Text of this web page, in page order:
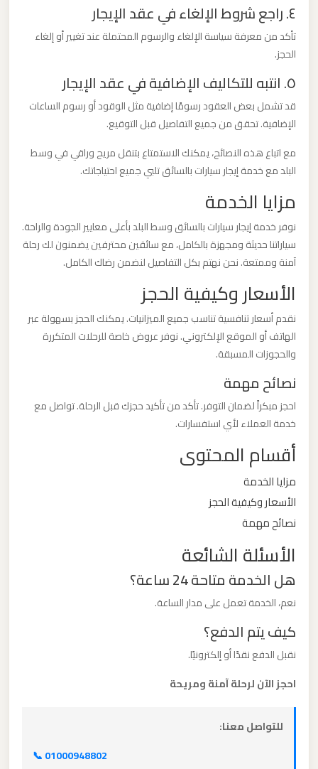
٤. راجع شروط الإلغاء في عقد الإيجار
تأكد من معرفة سياسة الإلغاء والرسوم المحتملة عند تغيير أو إلغاء
الحجز.
٥. انتبه للتكاليف الإضافية في عقد الإيجار
قد تشمل بعض العقود رسومًا إضافية مثل الوقود أو رسوم الساعات
الإضافية. تحقق من جميع التفاصيل قبل التوقيع.
مع اتباع هذه النصائح، يمكنك الاستمتاع بتنقل مريح وراقي في وسط
البلد مع خدمة إيجار سيارات بالسائق تلبي جميع احتياجاتك.
مزايا الخدمة
نوفر خدمة إيجار سيارات بالسائق وسط البلد بأعلى معايير الجودة والراحة.
سياراتنا حديثة ومجهزة بالكامل، مع سائقين محترفين يضمنون لك رحلة
آمنة وممتعة. نحن نهتم بكل التفاصيل لنضمن رضاك الكامل.
الأسعار وكيفية الحجز
نقدم أسعار تنافسية تناسب جميع الميزانيات. يمكنك الحجز بسهولة عبر
الهاتف أو الموقع الإلكتروني. نوفر عروض خاصة للرحلات المتكررة
والحجوزات المسبقة.
نصائح مهمة
احجز مبكراً لضمان التوفر. تأكد من تأكيد حجزك قبل الرحلة. تواصل مع
خدمة العملاء لأي استفسارات.
أقسام المحتوى
مزايا الخدمة
الأسعار وكيفية الحجز
نصائح مهمة
الأسئلة الشائعة
هل الخدمة متاحة 24 ساعة؟
نعم، الخدمة تعمل على مدار الساعة.
كيف يتم الدفع؟
نقبل الدفع نقدًا أو إلكترونيًا.
احجز الآن لرحلة آمنة ومريحة
للتواصل معنا:
📞 01000948802
ليموزين
مطار
العرب
القاهرة
ليموزين
العرب
ليموزين
مطار
القاهرة
ليموزين
القاهرة
للاسكندرية
ليموزين
القاهرة
العرب
ليموزين
الاسكندرية